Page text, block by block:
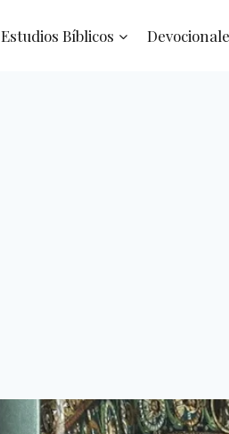
Estudios Bíblicos